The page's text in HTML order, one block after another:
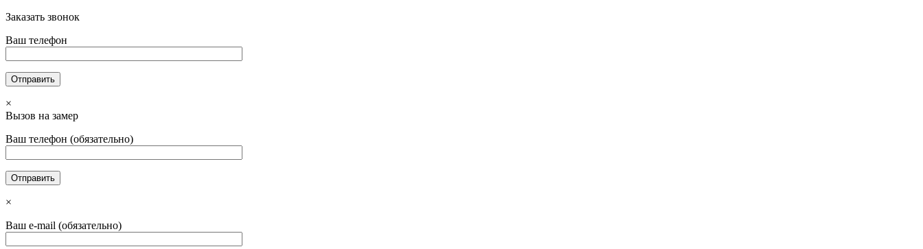
Заказать звонок
Ваш телефон
×
Вызов на замер
Ваш телефон (обязательно)
×
Ваш e-mail (обязательно)